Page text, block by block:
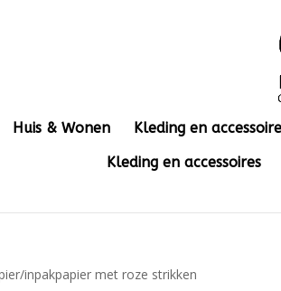
Huis & Wonen Kleding en
Kleding en accessoires
inpakpapier met roze strikken